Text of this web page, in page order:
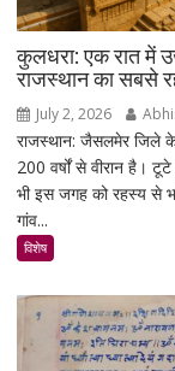
कुलधरा: एक रात में
राजस्थान का सबसे
July 2, 2026
राजस्थान: जैसलमेर जिले
200 वर्षों से वीरान है।
भी इस जगह को रहस्य से
गांव...
विशेष